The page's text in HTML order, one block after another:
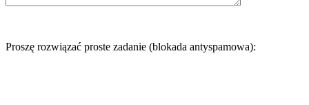
Proszę rozwiązać proste zadanie (blokada antyspamowa):